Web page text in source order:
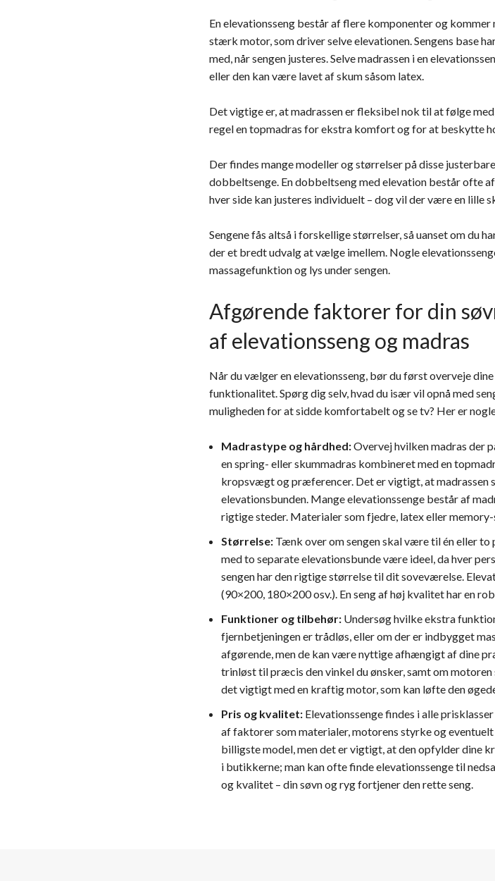
En elevationsseng består af flere komponenter og
stærk motor, som driver selve elevationen. Sengens base
med, når sengen justeres. Selve madrassen i en
eller den kan være lavet af skum såsom latex.
Det vigtige er, at madrassen er fleksibel nok til at følge
regel en topmadras for ekstra komfort og for at beskytte
Der findes mange modeller og størrelser på disse
dobbeltsenge. En dobbeltseng med elevation består ofte
hver side kan justeres individuelt – dog vil der være en lille
Sengene fås altså i forskellige størrelser, så uanset om du
der et bredt udvalg at vælge imellem. Nogle
massagefunktion og lys under sengen.
Afgørende faktorer for din
af elevationsseng og madras
Når du vælger en elevationsseng, bør du først overveje
funktionalitet. Spørg dig selv, hvad du især vil opnå med
muligheden for at sidde komfortabelt og se tv? Her er
Madrastype og hårdhed:Overvej hvilken madras der
en spring- eller skummadras kombineret med en
kropsvægt og præferencer. Det er vigtigt, at
elevationsbunden. Mange elevationssenge består af
rigtige steder. Materialer som fjedre, latex eller
Størrelse: Tænk over om sengen skal være til én eller to
med to separate elevationsbunde være ideel, da hver
sengen har den rigtige størrelse til dit soveværelse.
(90×200, 180×200 osv.). En seng af høj kvalitet har en
Funktioner og tilbehør: Undersøg hvilke ekstra
fjernbetjeningen er trådløs, eller om der er indbygget
afgørende, men de kan være nyttige afhængigt af dine
trinløst til præcis den vinkel du ønsker, samt om
det vigtigt med en kraftig motor, som kan løfte den
Pris og kvalitet: Elevationssenge findes i alle
af faktorer som materialer, motorens styrke og
billigste model, men det er vigtigt, at den opfylder dine
i butikkerne; man kan ofte finde elevationssenge til
og kvalitet – din søvn og ryg fortjener den rette seng.